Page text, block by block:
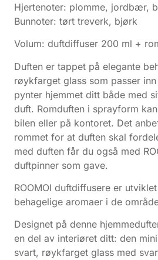
Hjertenoter: plomme, jordbær,
Bunnoter: tørt treverk, bjørk
Volum: duftdiffuser 200 ml +
Duften er tappet på elegante
røykfarget glass som passer
pynter hjemmet ditt både med
duft. Romduften i sprayform
bilen eller på kontoret. Det
rommet for at duften skal
med duften får du også med
duftpinner som gave.
ROOMOI duftdiffusere er
behagelige aromaer i de
Designet på denne
en del av interiøret ditt: den
svart, røykfarget glass med